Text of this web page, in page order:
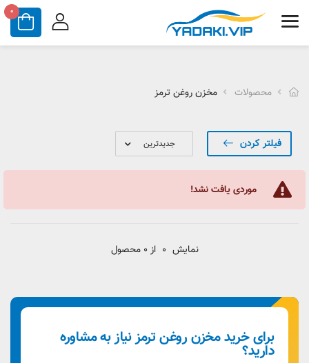
0
محصولات مخزن روغن ترمز
فیلتر کردن
موردی یافت نشد!
نمایش 0 از 0 محصول
برای خرید مخزن روغن ترمز نیاز به مشاوره
دارید؟